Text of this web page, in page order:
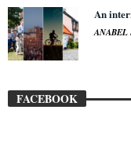
An
ANABEL
FACEBOOK